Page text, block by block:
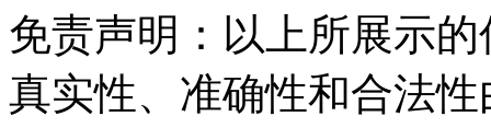
免责声明：以上所展示
真实性、准确性和合法